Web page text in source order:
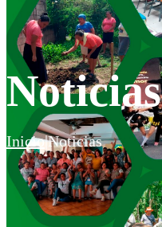
Noticias
Inicio|Noticias